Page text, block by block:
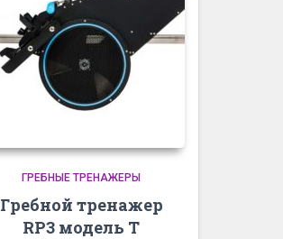
ГРЕБНЫЕ ТРЕНАЖЕРЫ
Гребной тренажер
RP3 модель T